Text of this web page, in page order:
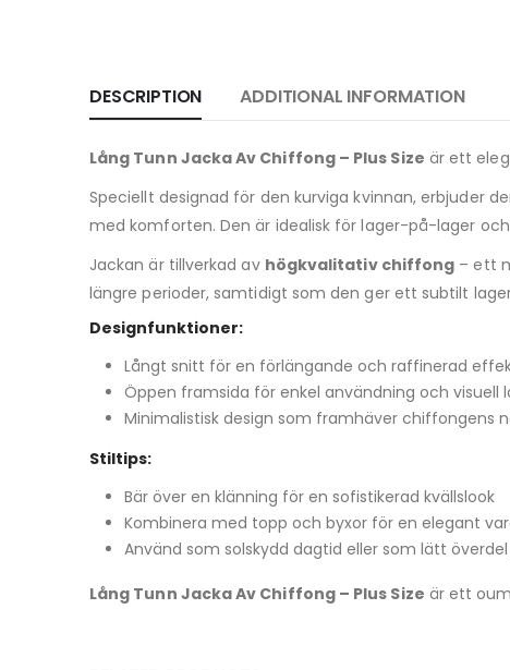
DESCRIPTION ADDITIONAL INFORMATION
Lång Tunn Jacka Av Chiffong – Plus Size är ett
Speciellt designad för den kurviga kvinnan, erbjuder
med komforten. Den är idealisk för lager-på-lager
Jackan är tillverkad av högkvalitativ chiffong – ett
längre perioder, samtidigt som den ger ett subtilt
Designfunktioner:
Långt snitt för en förlängande och raffinerad
Öppen framsida för enkel användning och visuell
Minimalistisk design som framhäver chiffongens
Stiltips:
Bär över en klänning för en sofistikerad kvällslook
Kombinera med topp och byxor för en elegant
Använd som solskydd dagtid eller som lätt
Lång Tunn Jacka Av Chiffong – Plus Size är ett